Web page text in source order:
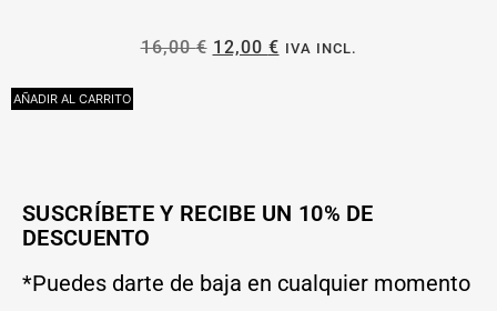
16,00€ 12,00 € IVA INCL.
AÑADIR AL CARRITO
SUSCRÍBETE Y RECIBE UN 10% DE
DESCUENTO
*Puedes darte de baja en cualquier momento